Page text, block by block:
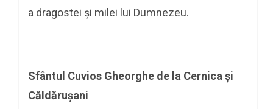
a dragostei și milei lui Dumnezeu.
Sfântul Cuvios Gheorghe de la Cernica și
Căldărușani